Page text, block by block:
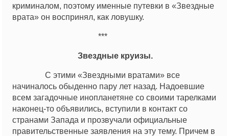
криминалом, поэтому именные путевки в «Звездные
врата» он воспринял, как ловушку.
***
Звездные круизы.
С этими «Звездными вратами» все
начиналось обыденно пару лет назад. Надоевшие
всем загадочные инопланетяне со своими тарелками
наконец-то объявились, вступили в контакт со
странами Запада и прозвучали официальные
правительственные заявления на эту тему. Причем в